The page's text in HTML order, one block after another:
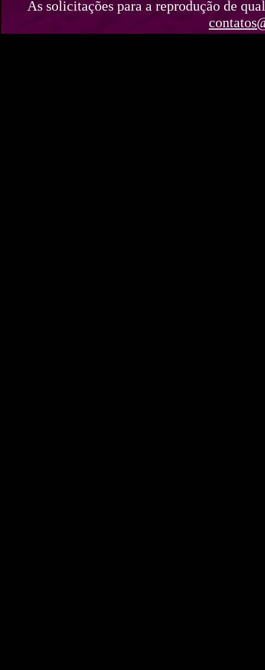
As solicitações para a reprodução de